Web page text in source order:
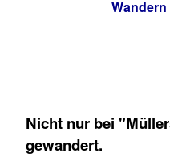
Nicht nur bei
gewandert.